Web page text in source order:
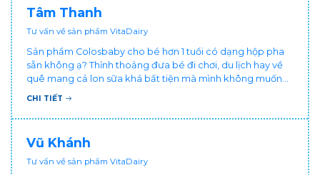
Tâm Thanh
Tư vấn về sản phẩm VitaDairy
Sản phẩm Colosbaby cho bé hơn 1 tuổi có dạng hộp pha
sẵn không ạ? Thỉnh thoảng đưa bé đi chơi, du lịch hay về
quê mang cả lon sữa khá bất tiện mà mình không muốn
đổi cho bé dùng sữa tươi hộp khác sợ bé nạ sữa ảnh
CHI TIẾT
Vũ Khánh
Tư vấn về sản phẩm VitaDairy